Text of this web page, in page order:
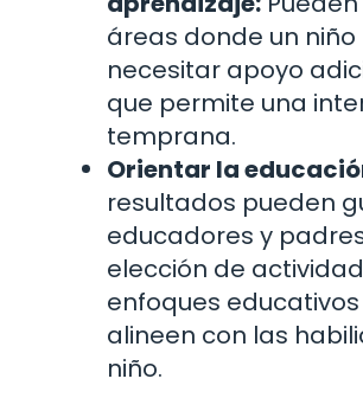
áreas donde un
necesitar apoyo
que permite una
temprana.
Orientar la
resultados pueden
educadores y
elección de
enfoques
alineen con las
niño.